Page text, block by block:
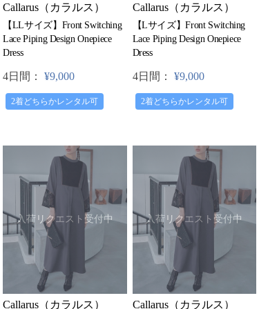
Callarus（カラルス）
【LLサイズ】Front Switching
Lace Piping Design Onepiece
Dress
4日間： ¥9,000
2着どちらかレンタル可
Callarus（カラルス）
【Lサイズ】Front Switching
Lace Piping Design Onepiece
Dress
4日間： ¥9,000
2着どちらかレンタル可
入荷リクエスト受付中
Callarus（カラルス）
入荷リクエスト受付中
Callarus（カラルス）